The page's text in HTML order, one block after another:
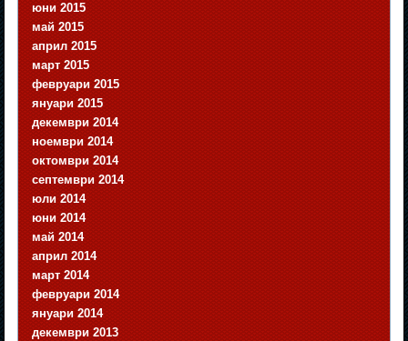
юни 2015
май 2015
април 2015
март 2015
февруари 2015
януари 2015
декември 2014
ноември 2014
октомври 2014
септември 2014
юли 2014
юни 2014
май 2014
април 2014
март 2014
февруари 2014
януари 2014
декември 2013